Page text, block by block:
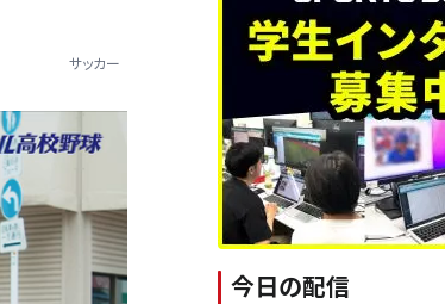
サッカー
今日の配信